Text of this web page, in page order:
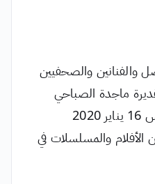
والفنانين والصحفيين
ماجدة الصباحي
والتي توفيت اليوم الخميس 16 يناير 2020
والمسلسلات في